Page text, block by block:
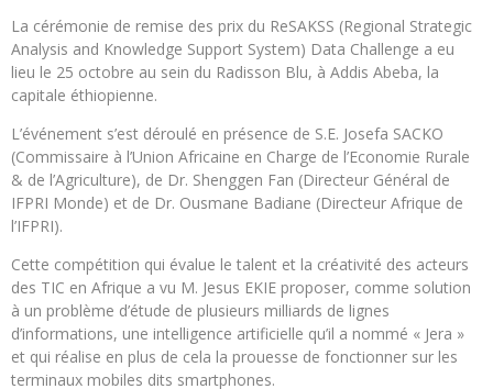
La cérémonie de remise des prix du ReSAKSS (Regional Strategic
Analysis and Knowledge Support System) Data Challenge a eu
lieu le 25 octobre au sein du Radisson Blu, à Addis Abeba, la
capitale éthiopienne.
L’événement s’est déroulé en présence de S.E. Josefa SACKO
(Commissaire à l’Union Africaine en Charge de l’Economie Rurale
& de l’Agriculture), de Dr. Shenggen Fan (Directeur Général de
IFPRI Monde) et de Dr. Ousmane Badiane (Directeur Afrique de
l’IFPRI).
Cette compétition qui évalue le talent et la créativité des acteurs
des TIC en Afrique a vu M. Jesus EKIE proposer, comme solution
à un problème d’étude de plusieurs milliards de lignes
d’informations, une intelligence artificielle qu’il a nommé « Jera »
et qui réalise en plus de cela la prouesse de fonctionner sur les
terminaux mobiles dits smartphones.